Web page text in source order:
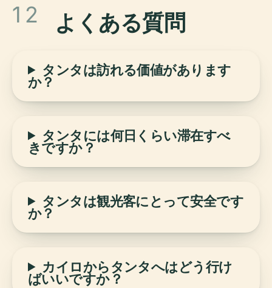
12 よくある質問
タンタは訪れる価値があります
か？
タンタには何日くらい滞在すべ
きですか？
タンタは観光客にとって安全です
か？
カイロからタンタへはどう行け
ばいいですか？